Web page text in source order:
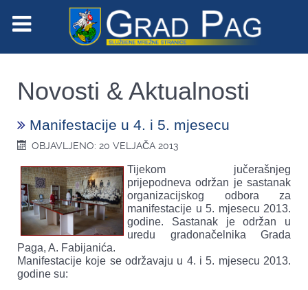
Novosti & Aktualnosti
Manifestacije u 4. i 5. mjesecu
OBJAVLJENO: 20 VELJAČA 2013
Tijekom jučerašnjeg
prijepodneva održan je sastanak
organizacijskog odbora za
manifestacije u 5. mjesecu 2013.
godine. Sastanak je održan u
uredu gradonačelnika Grada
Paga, A. Fabijanića.
Manifestacije koje se održavaju u 4. i 5. mjesecu 2013.
godine su: